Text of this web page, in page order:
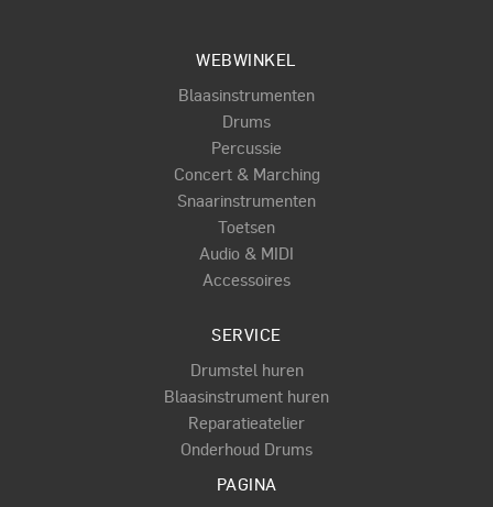
WEBWINKEL
Blaasinstrumenten
Drums
Percussie
Concert & Marching
Snaarinstrumenten
Toetsen
Audio & MIDI
Accessoires
SERVICE
Drumstel huren
Blaasinstrument huren
Reparatieatelier
Onderhoud Drums
PAGINA